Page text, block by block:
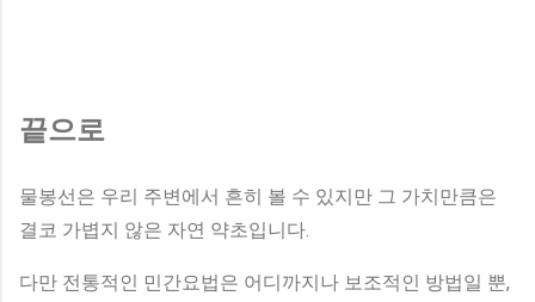
끝으로
물봉선은 우리 주변에서 흔히 볼 수 있지만 그 가치만큼은
결코 가볍지 않은 자연 약초입니다.
다만 전통적인 민간요법은 어디까지나 보조적인 방법일 뿐,